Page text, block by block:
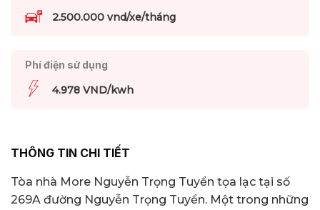
2.500.000 vnd/xe/tháng
Phí điện sử dụng
4.978 VND/kwh
THÔNG TIN CHI TIẾT
Tòa nhà More Nguyễn Trọng Tuyển tọa lạc tại số
269A đường Nguyễn Trọng Tuyển. Một trong những